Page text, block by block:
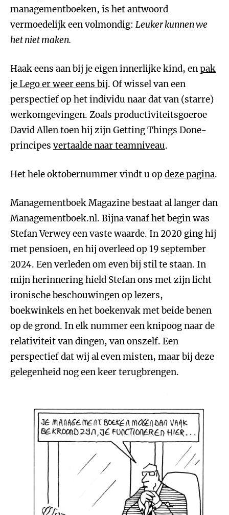
managementboeken, is het antwoord
vermoedelijk een volmondig: Leuker kunnen we
het niet maken.
Haak eens aan bij je eigen innerlijke kind, enpak
je Lego er weer eens bij. Of wissel van een
perspectief op het individu naar dat van (starre)
werkomgevingen. Zoals productiviteitsgoeroe
David Allen toen hij zijn Getting Things Done-
principes vertaalde naar teamniveau.
Het hele oktobernummer vindt u op deze pagina.
Managementboek Magazine bestaat al langer dan
Managementboek.nl. Bijna vanaf het begin was
Stefan Verwey een vaste waarde. In 2020 ging hij
met pensioen, en hij overleed op 19 september
2024. Een verleden om even bij stil te staan. In
mijn herinnering hield Stefan ons met zijn licht
ironische beschouwingen op lezers,
boekwinkels en het boekenvak met beide benen
op de grond. In elk nummer een knipoog naar de
relativiteit van dingen, van onszelf. Een
perspectief dat wij al even misten, maar bij deze
gelegenheid nog een keer terugbrengen.